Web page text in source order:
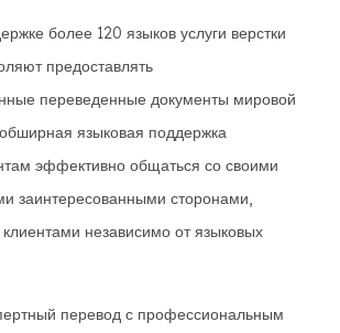
более 120 языков услуги верстки
предоставлять
переведенные документы мировой
языковая поддержка
эффективно общаться со своими
заинтересованными сторонами,
независимо от языковых
перевод с профессиональным